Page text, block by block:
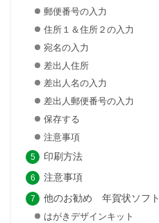
郵便番号の入力
住所１＆住所２の入力
宛名の入力
差出人住所
差出人名の入力
差出人郵便番号の入力
保存する
注意事項
印刷方法
注意事項
他のお勧め 年賀状ソフト
はがきデザインキット